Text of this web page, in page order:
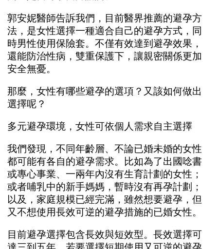
郭安妮醫師告訴我們，目前醫界推薦的避孕方
法，是女性選擇一種適合自己的避孕方式，同
時男性使用保險套。不僅有效達到避孕效果，
還能防治性病，雙重保護下，讓親密關係更加
安全無憂。
那麼，女性有哪些避孕的選項？又該如何做出
選擇呢？
多元避孕環境，女性可依個人需求自主選擇
我們發現，不同年齡層、不論已婚未婚的女性
都可能有各自的避孕需求。比如為了出國唸書
或專心事業、一兩年內沒有生育計劃的女性；
或者哺乳中的新手媽媽，暫時沒有再孕計劃；
以及，家庭規模已經完滿，雖然想要避孕，但
又不想使用長效可逆的避孕措施的已婚女性。
目前避孕選擇包含長效與短效型。長效選擇可